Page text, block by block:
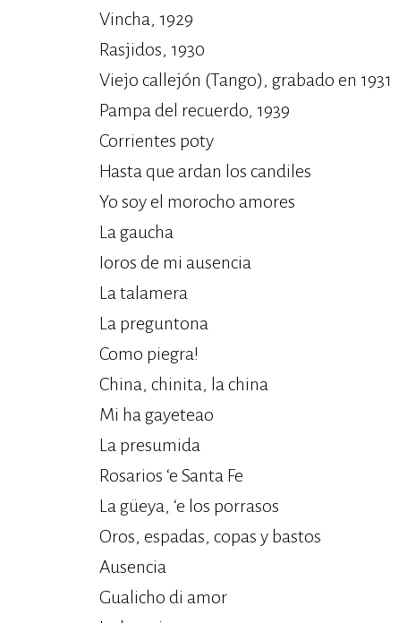
Vincha, 1929
Rasjidos, 1930
Viejo callejón (Tango), grabado en 1931
Pampa del recuerdo, 1939
Corrientes poty
Hasta que ardan los candiles
Yo soy el morocho amores
La gaucha
Ioros de mi ausencia
La talamera
La preguntona
Como piegra!
China, chinita, la china
Mi ha gayeteao
La presumida
Rosarios ‘e Santa Fe
La güeya, ‘e los porrasos
Oros, espadas, copas y bastos
Ausencia
Gualicho di amor